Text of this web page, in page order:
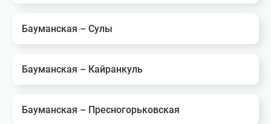
Бауманская – Сулы
Бауманская – Кайранкуль
Бауманская – Пресногорьковская